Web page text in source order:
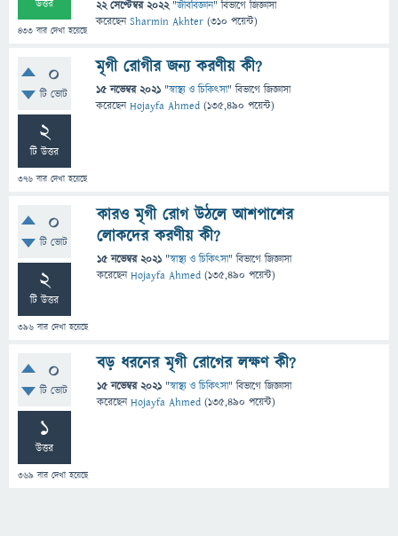
উত্তর
433 বার দেখা হয়েছে
22 সেপ্টেম্বর 2022 "জীববিজ্ঞান" বিভাগে জিজ্ঞাসা
করেছেনSharmin Akhter (310 পয়েন্ট)
0
টি ভোট
2
টি উত্তর
376 বার দেখা হয়েছে
মৃগী রোগীর জন্য করণীয় কী?
15 নভেম্বর 2021 "স্বাস্থ্য ও চিকিৎসা" বিভাগে জিজ্ঞাসা
করেছেনHojayfa Ahmed (135,490 পয়েন্ট)
0
টি ভোট
2
টি উত্তর
396 বার দেখা হয়েছে
কারও মৃগী রোগ উঠলে আশপাশের
লোকদের করণীয় কী?
15 নভেম্বর 2021 "স্বাস্থ্য ও চিকিৎসা" বিভাগে জিজ্ঞাসা
করেছেনHojayfa Ahmed (135,490 পয়েন্ট)
0
টি ভোট
1
উত্তর
369 বার দেখা হয়েছে
বড় ধরনের মৃগী রোগের লক্ষণ কী?
15 নভেম্বর 2021 "স্বাস্থ্য ও চিকিৎসা" বিভাগে জিজ্ঞাসা
করেছেনHojayfa Ahmed (135,490 পয়েন্ট)